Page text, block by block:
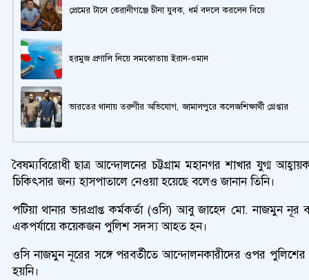
প্রেমের টানে কেরানীগঞ্জে চীনা যুবক, ধর্ম বদলে করলেন বিয়ে
হরমুজ প্রণালি নিয়ে সমঝোতায় ইরান-ওমান
ভারতের থানায় তরুণীর অভিযোগ, জামালপুরে কলেজশিক্ষার্থী গ্রেপ্তার
বৈষম্যবিরোধী ছাত্র আন্দোলনের চট্টগ্রাম মহানগর শাখার যুগ্ম
চিকিৎসার জন্য হাসপাতালে নেওয়া হয়েছে বলেও জানান তিনি।
পটিয়া থানার ভারপ্রাপ্ত কর্মকর্তা (ওসি) আবু জাহেদ মো. নাজমুন নূর
একপর্যায়ে কয়েকজন পুলিশ সদস্য আহত হন।
ওসি নাজমুন নূরের সঙ্গে পরবর্তীতে আন্দোলনকারীদের ওপর পুলিশের
হয়নি।